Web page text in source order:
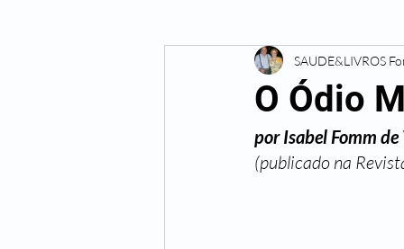
Recordar É Viver Fantasma da
Amostras Livros Isabel Fomm
O Ódio
SAUDE&LIVROS
por Isabel Fomm
(publicado na